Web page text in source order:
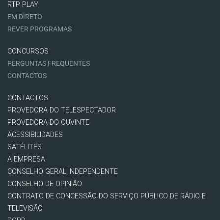
RTP PLAY
EM DIRETO
REVER PROGRAMAS
CONCURSOS
PERGUNTAS FREQUENTES
CONTACTOS
CONTACTOS
PROVEDORA DO TELESPECTADOR
PROVEDORA DO OUVINTE
ACESSIBILIDADES
SATÉLITES
A EMPRESA
CONSELHO GERAL INDEPENDENTE
CONSELHO DE OPINIÃO
CONTRATO DE CONCESSÃO DO SERVIÇO PÚBLICO DE RÁDIO E
TELEVISÃO